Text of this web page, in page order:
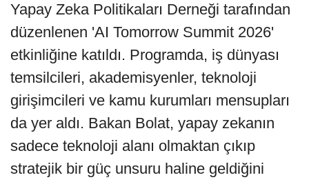
Yapay Zeka Politikaları Derneği tarafından
düzenlenen 'AI Tomorrow Summit 2026'
etkinliğine katıldı. Programda, iş dünyası
temsilcileri, akademisyenler, teknoloji
girişimcileri ve kamu kurumları mensupları
da yer aldı. Bakan Bolat, yapay zekanın
sadece teknoloji alanı olmaktan çıkıp
stratejik bir güç unsuru haline geldiğini